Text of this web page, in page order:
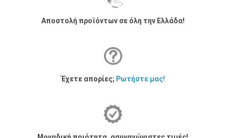
Αποστολή προϊόντων σε όλη την Ελλάδα!
Έχετε απορίες; Ρωτήστε μας!